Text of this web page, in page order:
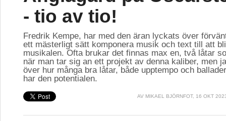
- tio av tio!
Fredrik Kempe, har med den äran lyckats över
ett mästerligt sätt komponera musik och text till att
musikalen. Ofta brukar det finnas max en, två låtar
när man tar sig an ett projekt av denna kaliber, men
över hur många bra låtar, både upptempo och
har den potentialen.
AV MIKAEL BJÖRNFOT, 16 OKT